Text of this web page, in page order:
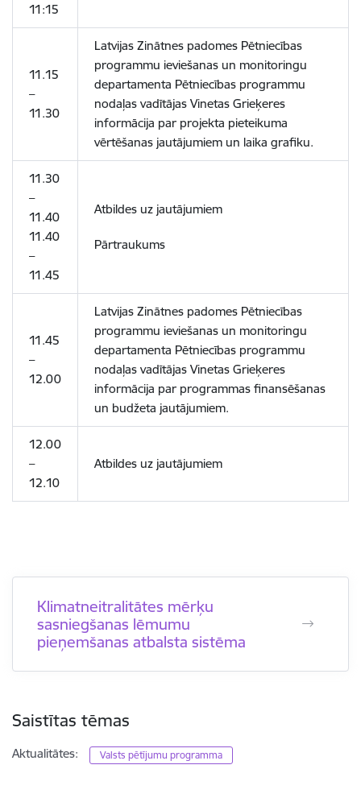
11:15
11.15
–
11.30
Latvijas Zinātnes padomes Pētniecības
programmu ieviešanas un monitoringu
departamenta Pētniecības programmu
nodaļas vadītājas Vinetas Grieķeres
informācija par projekta pieteikuma
vērtēšanas jautājumiem un laika grafiku.
11.30
–
11.40
11.40
–
11.45
Atbildes uz jautājumiem
Pārtraukums
11.45
–
12.00
Latvijas Zinātnes padomes Pētniecības
programmu ieviešanas un monitoringu
departamenta Pētniecības programmu
nodaļas vadītājas Vinetas Grieķeres
informācija par programmas finansēšanas
un budžeta jautājumiem.
12.00
–
12.10
Atbildes uz jautājumiem
Klimatneitralitātes mērķu
sasniegšanas lēmumu
pieņemšanas atbalsta sistēma
Saistītas tēmas
Aktualitātes: Valsts pētījumu programma